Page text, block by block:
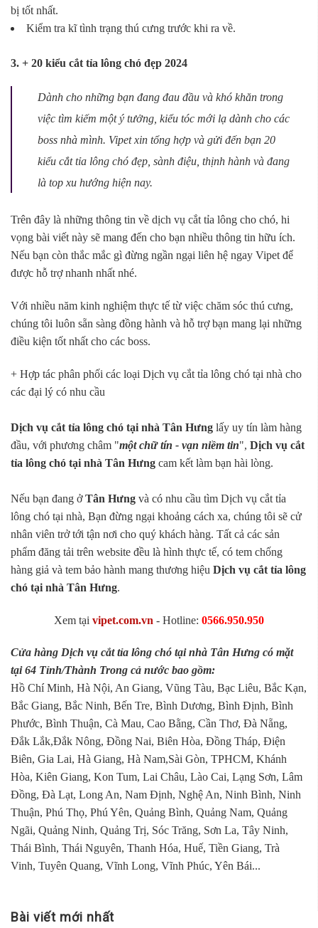
bị tốt nhất.
Kiểm tra kĩ tình trạng thú cưng trước khi ra về.
3. + 20 kiểu cắt tỉa lông chó đẹp 2024
Dành cho những bạn đang đau đầu và khó khăn trong
việc tìm kiếm một ý tưởng, kiểu tóc mới lạ dành cho các
boss nhà mình. Vipet xin tổng hợp và gửi đến bạn 20
kiểu cắt tỉa lông chó đẹp, sành điệu, thịnh hành và đang
là top xu hướng hiện nay.
Trên đây là những thông tin về dịch vụ cắt tỉa lông cho chó, hi
vọng bài viết này sẽ mang đến cho bạn nhiều thông tin hữu ích.
Nếu bạn còn thắc mắc gì đừng ngần ngại liên hệ ngay Vipet để
được hỗ trợ nhanh nhất nhé.
Với nhiều năm kinh nghiệm thực tế từ việc chăm sóc thú cưng,
chúng tôi luôn sẵn sàng đồng hành và hỗ trợ bạn mang lại những
điều kiện tốt nhất cho các boss.
+ Hợp tác phân phối các loại Dịch vụ cắt tỉa lông chó tại nhà cho
các đại lý có nhu cầu
Dịch vụ cắt tỉa lông chó tại nhà Tân Hưng lấy uy tín làm hàng
đầu, với phương châm "một chữ tín - vạn niềm tin", Dịch vụ cắt
tỉa lông chó tại nhà Tân Hưng cam kết làm bạn hài lòng.
Nếu bạn đang ởTân Hưng và có nhu cầu tìm Dịch vụ cắt tỉa
lông chó tại nhà, Bạn đừng ngại khoảng cách xa, chúng tôi sẽ cử
nhân viên trở tới tận nơi cho quý khách hàng. Tất cả các sản
phẩm đăng tải trên website đều là hình thực tế, có tem chống
hàng giả và tem bảo hành mang thương hiệu Dịch vụ cắt tỉa lông
chó tại nhà Tân Hưng.
Xem tại vipet.com.vn - Hotline: 0566.950.950
Cửa hàng Dịch vụ cắt tỉa lông chó tại nhà Tân Hưng có mặt
tại 64 Tỉnh/Thành Trong cả nước bao gồm:
Hồ Chí Minh, Hà Nội, An Giang, Vũng Tàu, Bạc Liêu, Bắc Kạn,
Bắc Giang, Bắc Ninh, Bến Tre, Bình Dương, Bình Định, Bình
Phước, Bình Thuận, Cà Mau, Cao Bằng, Cần Thơ, Đà Nẵng,
Đắk Lắk,Đắk Nông, Đồng Nai, Biên Hòa, Đồng Tháp, Điện
Biên, Gia Lai, Hà Giang, Hà Nam,Sài Gòn, TPHCM, Khánh
Hòa, Kiên Giang, Kon Tum, Lai Châu, Lào Cai, Lạng Sơn, Lâm
Đồng, Đà Lạt, Long An, Nam Định, Nghệ An, Ninh Bình, Ninh
Thuận, Phú Thọ, Phú Yên, Quảng Bình, Quảng Nam, Quảng
Ngãi, Quảng Ninh, Quảng Trị, Sóc Trăng, Sơn La, Tây Ninh,
Thái Bình, Thái Nguyên, Thanh Hóa, Huế, Tiền Giang, Trà
Vinh, Tuyên Quang, Vĩnh Long, Vĩnh Phúc, Yên Bái...
Bài viết mới nhất